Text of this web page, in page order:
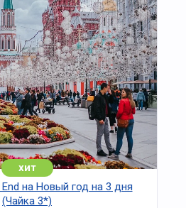
хит
на Новый год на 3 дня
(Чайка 3*)